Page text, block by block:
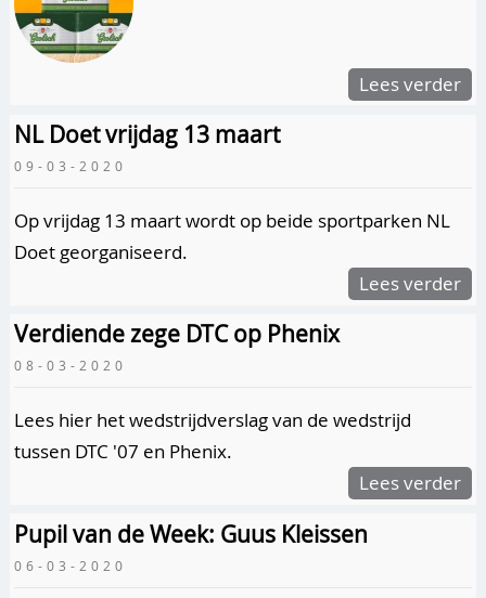
Lees verder
NL Doet vrijdag 13 maart
09-03-2020
Op vrijdag 13 maart wordt op beide sportparken NL
Doet georganiseerd.
Lees verder
Verdiende zege DTC op Phenix
08-03-2020
Lees hier het wedstrijdverslag van de wedstrijd
tussen DTC '07 en Phenix.
Lees verder
Pupil van de Week: Guus Kleissen
06-03-2020